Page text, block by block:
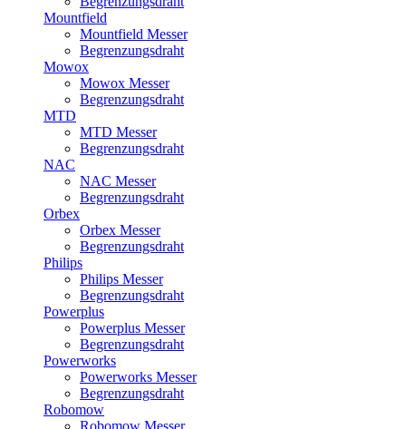
Mountfield
Mountfield Messer
Begrenzungsdraht
Mowox
Mowox Messer
Begrenzungsdraht
MTD
MTD Messer
Begrenzungsdraht
NAC
NAC Messer
Begrenzungsdraht
Orbex
Orbex Messer
Begrenzungsdraht
Philips
Philips Messer
Begrenzungsdraht
Powerplus
Powerplus Messer
Begrenzungsdraht
Powerworks
Powerworks Messer
Begrenzungsdraht
Robomow